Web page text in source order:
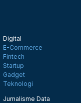
Digital
E-Commerce
Fintech
Startup
Gadget
Teknologi
Jurnalisme Data